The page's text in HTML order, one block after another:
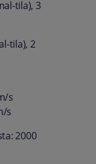
tila), 3
tila), 2
s
s
2000